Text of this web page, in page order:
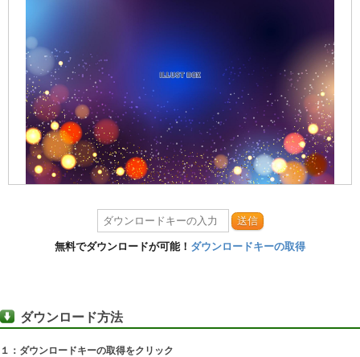
送信
無料でダウンロードが可能！ ダウンロードキーの取得
ダウンロード方法
１：ダウンロードキーの取得をクリック